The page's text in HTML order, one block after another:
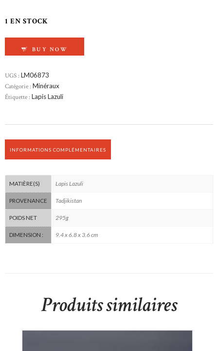
1 EN STOCK
BUY NOW
UGS : LM06873
Catégorie : Minéraux
Étiquette : Lapis Lazuli
INFORMATIONS COMPLÉMENTAIRES
MATIÈRE(S) Lapis Lazuli
PROVENANCE Tadjikistan
POIDS NET 295g
DIMENSION : 9.4 x 6.8 x 3.6 cm
Produits similaires